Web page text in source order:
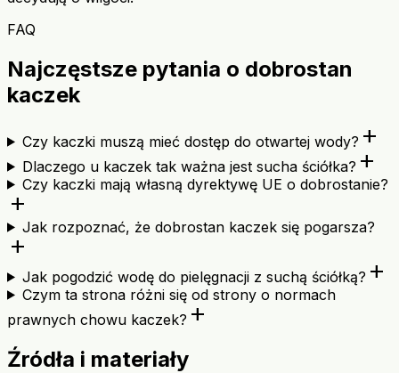
FAQ
Najczęstsze pytania o dobrostan
kaczek
Czy kaczki muszą mieć dostęp do otwartej wody? add
Dlaczego u kaczek tak ważna jest sucha ściółka? add
Czy kaczki mają własną dyrektywę UE o dobrostanie?
add
Jak rozpoznać, że dobrostan kaczek się pogarsza?
add
Jak pogodzić wodę do pielęgnacji z suchą ściółką? add
Czym ta strona różni się od strony o normach
prawnych chowu kaczek? add
Źródła i materiały